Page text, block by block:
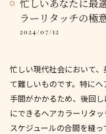
忙しいあなたに最
ラーリタッチの極
2024/07/12
忙しい現代社会において
て難しいものです。特に
手間がかかるため、後回
にできるヘアカラーリタ
スケジュールの合間を縫